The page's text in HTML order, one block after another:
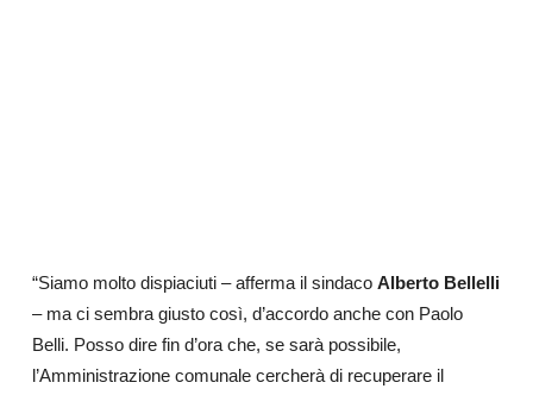
“Siamo molto dispiaciuti – afferma il sindaco Alberto Bellelli
– ma ci sembra giusto così, d’accordo anche con Paolo
Belli. Posso dire fin d’ora che, se sarà possibile,
l’Amministrazione comunale cercherà di recuperare il